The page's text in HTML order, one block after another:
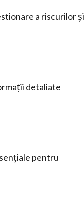
a riscurilor și
detaliate
pentru